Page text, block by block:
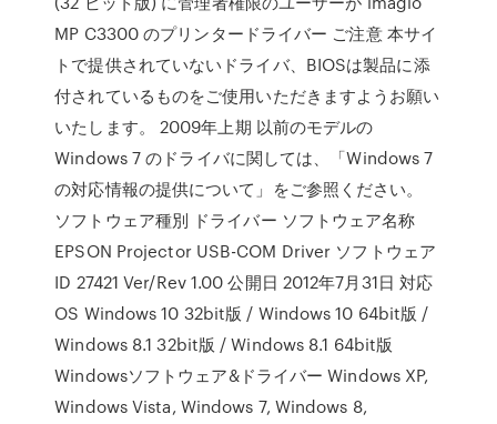
MP C3300 のプリンタードライバー ご注意 本サイ
トで提供されていないドライバ、BIOSは製品に添
付されているものをご使用いただきますようお願い
いたします。 2009年上期 以前のモデルの
Windows 7 のドライバに関しては、「Windows 7
の対応情報の提供について」をご参照ください。
ソフトウェア種別 ドライバー ソフトウェア名称
EPSON Projector USB-COM Driver ソフトウェア
ID 27421 Ver/Rev 1.00 公開日 2012年7月31日 対応
OS Windows 10 32bit版 / Windows 10 64bit版 /
Windows 8.1 32bit版 / Windows 8.1 64bit版
Windowsソフトウェア&ドライバー Windows XP,
Windows Vista, Windows 7, Windows 8,